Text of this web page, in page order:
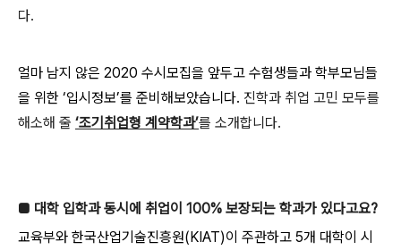
다.
얼마 남지 않은 2020 수시모집을 앞두고 수험생들과 학부모님들
을 위한 ‘입시정보’를 준비해보았습니다. 진학과 취업 고민 모두를
해소해 줄 ‘조기취업형 계약학과’를 소개합니다.
■ 대학 입학과 동시에 취업이 100% 보장되는 학과가 있다고요?
교육부와 한국산업기술진흥원(KIAT)이 주관하고 5개 대학이 시